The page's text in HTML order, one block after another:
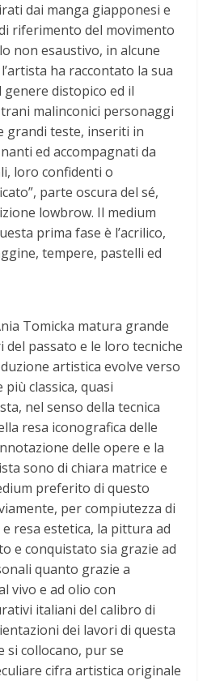
dai manga giapponesi e
riferimento del movimento
non esaustivo, in alcune
ha raccontato la sua
distopico ed il
malinconici personaggi
grandi teste, inseriti in
ed accompagnati da
loro confidenti o
parte oscura del sé,
lowbrow. Il medium
prima fase è l’acrilico,
tempere, pastelli ed
Tomicka matura grande
passato e le loro tecniche
artistica evolve verso
classica, quasi
nel senso della tecnica
resa iconografica delle
delle opere e la
sono di chiara matrice e
preferito di questo
per compiutezza di
resa estetica, la pittura ad
e conquistato sia grazie ad
quanto grazie a
vivo e ad olio con
italiani del calibro di
dei lavori di questa
si collocano, pur se
cifra artistica originale